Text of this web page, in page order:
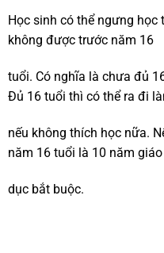
Học sinh có thể ngưng học
không được trước năm 16
tuổi. Có nghĩa là chưa đủ
Đủ 16 tuổi thì có thể ra đi
nếu không thích học nữa.
năm 16 tuổi là 10 năm giáo
dục bắt buộc.